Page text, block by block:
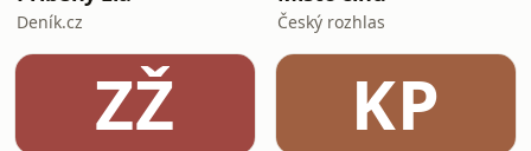
Deník.cz Český rozhlas
ZŽ KP